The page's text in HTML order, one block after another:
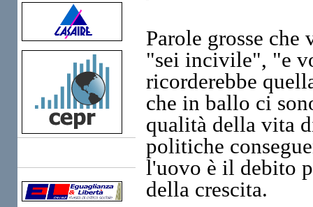
Parole grosse
"sei incivile", "e
ricorderebbe
che in ballo ci
qualità della vita
politiche
l'uovo è il debito
della crescita.